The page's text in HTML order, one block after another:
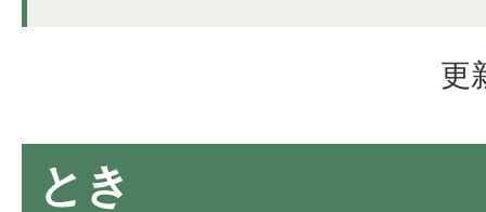
更
とき